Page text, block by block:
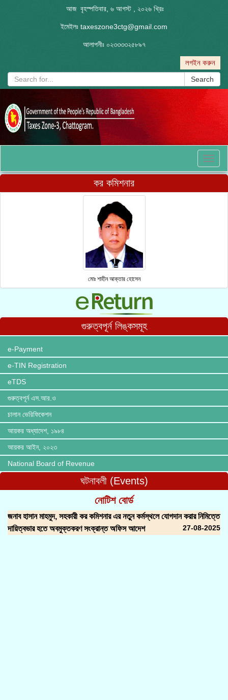
আজ বৃহস্পতিবার, ৬ আগস্ট , ২০২৬ খ্রিঃ
ইমেইলঃ taxeszone3ctg@gmail.com
আলাপনীঃ ০২৩৩৩৩২৫৮৯৭
লগইন করুন
Search
কর কমিশনার
মোঃ শাহীন আক্তার হোসেন
গুরুত্বপূর্ন লিঙ্কসমূহ
e-Payment
e-TIN Registration
eTDS
গুরুত্বপূর্ন এস.আর.ও
চালান ভেরিফিকেশন
আয়কর অধ্যাদেশ, ১৯৮৪
আয়কর আইন, ২০২৩
National Board of Revenue
ঘটনাবলী (Events)
নোটিশ বোর্ড
জনাব হাসান মাহমুদ, সহকারী কর কমিশনার এর নতুন কর্মস্থলে যোগদান করার নিমিত্তে
দায়িত্বভার হতে অবমুক্তকরণ সংক্রান্ত অফিস আদেশ
27-08-2025